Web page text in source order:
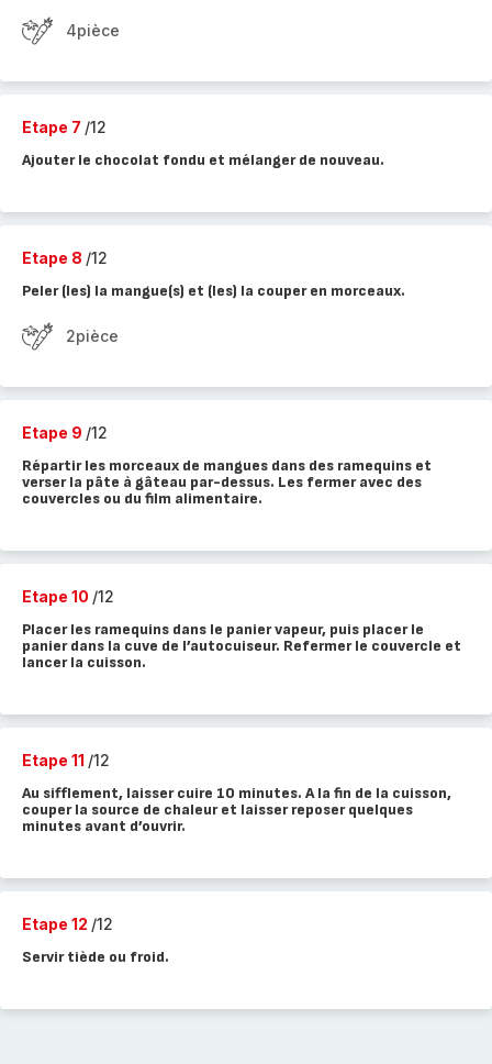
4pièce
Etape 7 /12
Ajouter le chocolat fondu et mélanger de nouveau.
Etape 8 /12
Peler (les) la mangue(s) et (les) la couper en morceaux.
2pièce
Etape 9 /12
Répartir les morceaux de mangues dans des ramequins et
verser la pâte à gâteau par-dessus. Les fermer avec des
couvercles ou du film alimentaire.
Etape 10 /12
Placer les ramequins dans le panier vapeur, puis placer le
panier dans la cuve de l’autocuiseur. Refermer le couvercle et
lancer la cuisson.
Etape 11 /12
Au sifflement, laisser cuire 10 minutes. A la fin de la cuisson,
couper la source de chaleur et laisser reposer quelques
minutes avant d’ouvrir.
Etape 12 /12
Servir tiède ou froid.